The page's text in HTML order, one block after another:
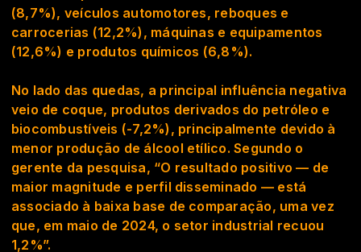
(8,7%), veículos automotores, reboques e
carrocerias (12,2%), máquinas e equipamentos
(12,6%) e produtos químicos (6,8%).
No lado das quedas, a principal influência negativa
veio de coque, produtos derivados do petróleo e
biocombustíveis (-7,2%), principalmente devido à
menor produção de álcool etílico. Segundo o
gerente da pesquisa, “O resultado positivo — de
maior magnitude e perfil disseminado — está
associado à baixa base de comparação, uma vez
que, em maio de 2024, o setor industrial recuou
1,2%”.